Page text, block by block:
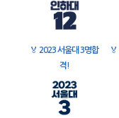
🏅 2023 서울대 3명합
격!
🏅